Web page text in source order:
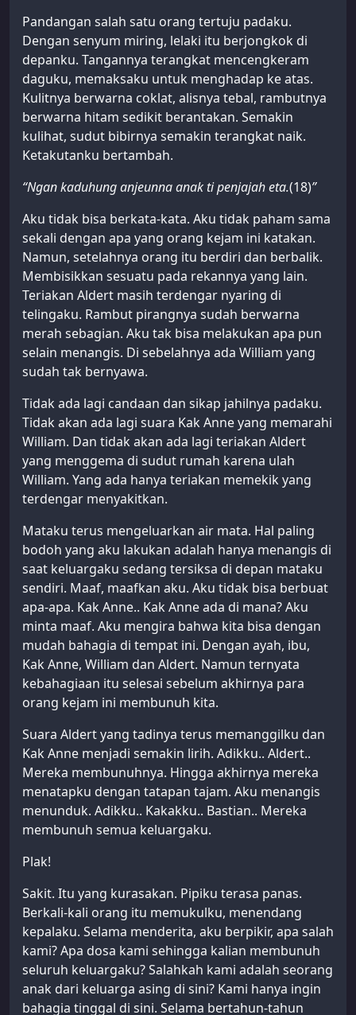
Pandangan salah satu orang tertuju padaku.
Dengan senyum miring, lelaki itu berjongkok di
depanku. Tangannya terangkat mencengkeram
daguku, memaksaku untuk menghadap ke atas.
Kulitnya berwarna coklat, alisnya tebal, rambutnya
berwarna hitam sedikit berantakan. Semakin
kulihat, sudut bibirnya semakin terangkat naik.
Ketakutanku bertambah.
“Ngan kaduhung anjeunna anak ti penjajah eta.(18)”
Aku tidak bisa berkata-kata. Aku tidak paham sama
sekali dengan apa yang orang kejam ini katakan.
Namun, setelahnya orang itu berdiri dan berbalik.
Membisikkan sesuatu pada rekannya yang lain.
Teriakan Aldert masih terdengar nyaring di
telingaku. Rambut pirangnya sudah berwarna
merah sebagian. Aku tak bisa melakukan apa pun
selain menangis. Di sebelahnya ada William yang
sudah tak bernyawa.
Tidak ada lagi candaan dan sikap jahilnya padaku.
Tidak akan ada lagi suara Kak Anne yang memarahi
William. Dan tidak akan ada lagi teriakan Aldert
yang menggema di sudut rumah karena ulah
William. Yang ada hanya teriakan memekik yang
terdengar menyakitkan.
Mataku terus mengeluarkan air mata. Hal paling
bodoh yang aku lakukan adalah hanya menangis di
saat keluargaku sedang tersiksa di depan mataku
sendiri. Maaf, maafkan aku. Aku tidak bisa berbuat
apa-apa. Kak Anne.. Kak Anne ada di mana? Aku
minta maaf. Aku mengira bahwa kita bisa dengan
mudah bahagia di tempat ini. Dengan ayah, ibu,
Kak Anne, William dan Aldert. Namun ternyata
kebahagiaan itu selesai sebelum akhirnya para
orang kejam ini membunuh kita.
Suara Aldert yang tadinya terus memanggilku dan
Kak Anne menjadi semakin lirih. Adikku.. Aldert..
Mereka membunuhnya. Hingga akhirnya mereka
menatapku dengan tatapan tajam. Aku menangis
menunduk. Adikku.. Kakakku.. Bastian.. Mereka
membunuh semua keluargaku.
Plak!
Sakit. Itu yang kurasakan. Pipiku terasa panas.
Berkali-kali orang itu memukulku, menendang
kepalaku. Selama menderita, aku berpikir, apa salah
kami? Apa dosa kami sehingga kalian membunuh
seluruh keluargaku? Salahkah kami adalah seorang
anak dari keluarga asing di sini? Kami hanya ingin
bahagia tinggal di sini. Selama bertahun-tahun